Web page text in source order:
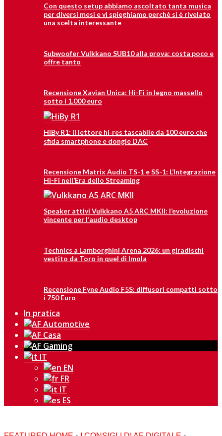
Con questo setup abbiamo ascoltato tanta musica
per diversi mesi e vi spieghiamo perchè si è rivelato
una scelta interessante
Subwoofer Vulkkano SUB10 alla prova: costa poco e
offre tanto
Recensione Xavian Unica: Hi-Fi in legno massello
sotto i 1.000 euro
HiBy R1: il lettore hi‑res tascabile da 100 euro che
sfida smartphone e dongle DAC
Recensione Matrix Audio TS-1 e SS-1: L’Integrazione
Hi-Fi nell’Era dello Streaming
Speaker attivi Vulkkano A5 ARC MKII: l’evoluzione
vincente per l’audio desktop
Technics a Lamborghini Arena 2026: un giradischi
vestito da Toro in quel di Imola
Recensione Fyne Audio F5S: diffusori compatti sotto
i 750 Euro
In pratica
IT
EN
FR
IT
ES